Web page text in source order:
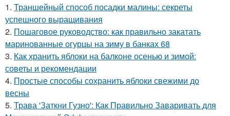
1. Траншейный способ посадки малины: секреты
успешного выращивания
2. Пошаговое руководство: как правильно закатать
маринованные огурцы на зиму в банках 68
3. Как хранить яблоки на балконе осенью и зимой:
советы и рекомендации
4. Простые способы сохранить яблоки свежими до
весны
5. Трава 'Заткни Гузно': Как Правильно Заваривать для